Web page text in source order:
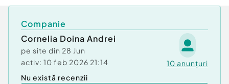
- etaj compus din - 3 camere, bucatarie, baie, hol,
balcon
- beci, placa turnata intre etaje, pod inalt
- teren 207 mp
Companie
Cornelia Doina Andrei
pe site din 28 Jun
activ: 10 feb 2026 21:14 10 anunțuri
Nu există recenzii